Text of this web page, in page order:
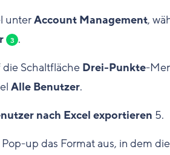
unterAccount Management,
3 .
die Schaltfläche Drei-Punkte-
Alle Benutzer.
nach Excel exportieren 5.
up das Format aus, in dem die